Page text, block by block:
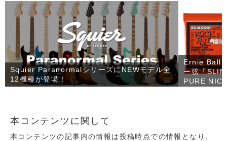
Squier ParanormalシリーズにNEWモデル全
12機種が登場！
Ernie Ball
ー弦「
PURE
本コンテンツに関して
本コンテンツの記事内の情報は投稿時点での情報となり、